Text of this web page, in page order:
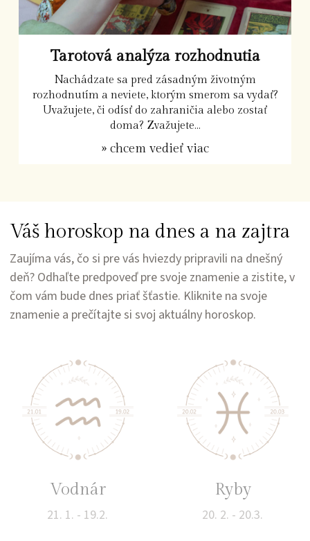
Tarotová analýza rozhodnutia
Nachádzate sa pred zásadným životným
rozhodnutím a neviete, ktorým smerom sa vydať?
Uvažujete, či odísť do zahraničia alebo zostať
doma? Zvažujete...
» chcem vedieť viac
Váš horoskop na dnes a na zajtra
Zaujíma vás, čo si pre vás hviezdy pripravili na dnešný
deň? Odhaľte predpoveď pre svoje znamenie a zistite, v
čom vám bude dnes priať šťastie. Kliknite na svoje
znamenie a prečítajte si svoj aktuálny horoskop.
Vodnár
21. 1. - 19.2.
Ryby
20. 2. - 20.3.